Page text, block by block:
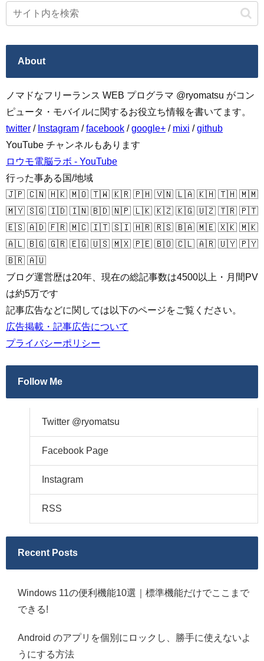
About
ノマドなフリーランス WEB プログラマ @ryomatsu がコン
ピュータ・モバイルに関するお役立ち情報を書いてます。
twitter / Instagram /facebook /google+ / mixi /github
YouTube チャンネルもあります
ロウモ電脳ラボ - YouTube
行った事ある国/地域
🇯🇵 🇨🇳 🇭🇰 🇲🇴 🇹🇼 🇰🇷 🇵🇭 🇻🇳 🇱🇦 🇰🇭 🇹🇭 🇲🇲
🇲🇾 🇸🇬 🇮🇩 🇮🇳 🇧🇩 🇳🇵 🇱🇰 🇰🇿 🇰🇬 🇺🇿 🇹🇷 🇵🇹
🇪🇸 🇦🇩 🇫🇷 🇲🇨 🇮🇹 🇸🇮 🇭🇷 🇷🇸 🇧🇦 🇲🇪 🇽🇰 🇲🇰
🇦🇱 🇧🇬 🇬🇷 🇪🇬 🇺🇸 🇲🇽 🇵🇪 🇧🇴 🇨🇱 🇦🇷 🇺🇾 🇵🇾
🇧🇷 🇦🇺
ブログ運営歴は20年、現在の総記事数は4500以上・月間PV
は約5万です
記事広告などに関しては以下のページをご覧ください。
広告掲載・記事広告について
プライバシーポリシー
Follow Me
Twitter @ryomatsu
Facebook Page
Instagram
RSS
Recent Posts
Windows 11の便利機能10選｜標準機能だけでここまで
できる!
Android のアプリを個別にロックし、勝手に使えないよ
うにする方法